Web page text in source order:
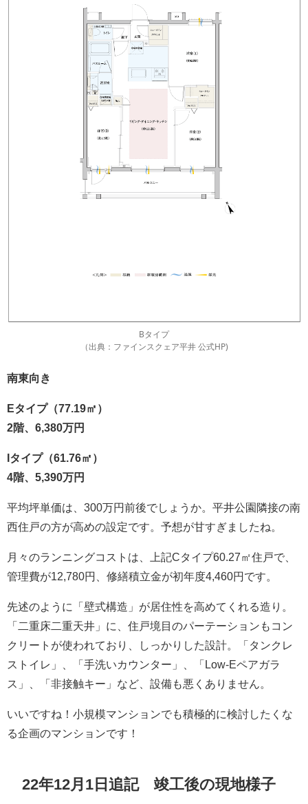
Bタイプ
（出典：ファインスクェア平井 公式HP)
南東向き
Eタイプ（77.19㎡）
2階、6,380万円
Iタイプ（61.76㎡）
4階、5,390万円
平均坪単価は、300万円前後でしょうか。平井公園隣接の南
西住戸の方が高めの設定です。予想が甘すぎましたね。
月々のランニングコストは、上記Cタイプ60.27㎡住戸で、
管理費が12,780円、修繕積立金が初年度4,460円です。
先述のように「壁式構造」が居住性を高めてくれる造り。
「二重床二重天井」に、住戸境目のパーテーションもコン
クリートが使われており、しっかりした設計。「タンクレ
ストイレ」、「手洗いカウンター」、「Low-Eペアガラ
ス」、「非接触キー」など、設備も悪くありません。
いいですね！小規模マンションでも積極的に検討したくな
る企画のマンションです！
22年12月1日追記 竣工後の現地様子